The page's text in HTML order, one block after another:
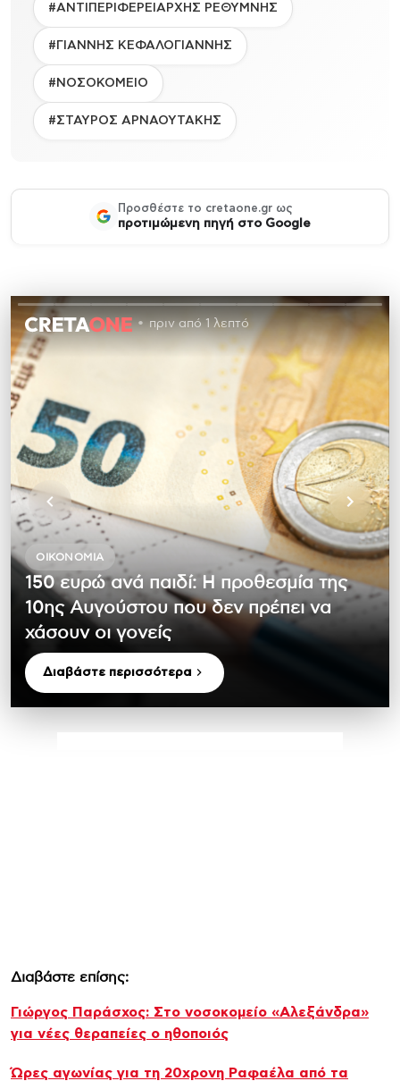
#ΑΝΤΙΠΕΡΙΦΕΡΕΙΑΡΧΗΣ ΡΕΘΥΜΝΗΣ
#ΓΙΑΝΝΗΣ ΚΕΦΑΛΟΓΙΑΝΝΗΣ
#ΝΟΣΟΚΟΜΕΙΟ
#ΣΤΑΥΡΟΣ ΑΡΝΑΟΥΤΑΚΗΣ
Προσθέστε το cretaone.gr ως
προτιμώμενη πηγή στο Google
πριν από 1 λεπτό
ΟΙΚΟΝΟΜΊΑ
150 ευρώ ανά παιδί: Η προθεσμία της
10ης Αυγούστου που δεν πρέπει να
χάσουν οι γονείς
Διαβάστε περισσότερα
Διαβάστε επίσης:
Γιώργος Παράσχος: Στο νοσοκομείο «Αλεξάνδρα»
για νέες θεραπείες ο ηθοποιός
Ώρες αγωνίας για τη 20χρονη Ραφαέλα από τα